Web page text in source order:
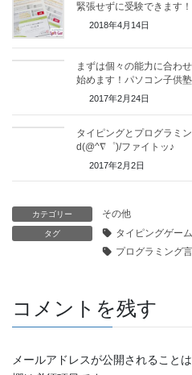
緊張せずに受験できます！
2018年4月14日
まずは個々の能力に合わ
始めます！パソコン子供塾
2017年2月24日
タイピングとプログラミ
d(@^∇゜)/ファイトッ♪
2017年2月2日
カテゴリー その他
タグ タイピングゲーム
プログラミング
コメントを残す
メールアドレスが公開されることは